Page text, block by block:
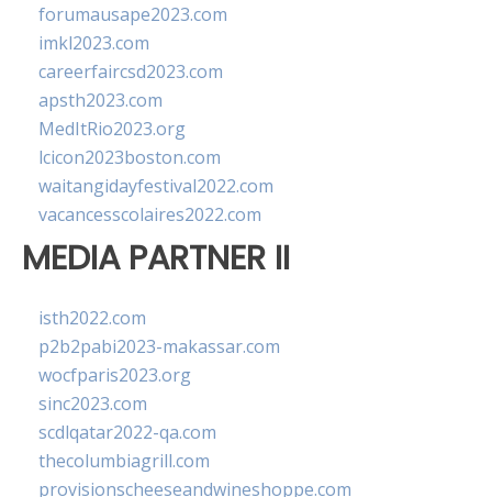
forumausape2023.com
imkl2023.com
careerfaircsd2023.com
apsth2023.com
MedItRio2023.org
lcicon2023boston.com
waitangidayfestival2022.com
vacancesscolaires2022.com
MEDIA PARTNER II
isth2022.com
p2b2pabi2023-makassar.com
wocfparis2023.org
sinc2023.com
scdlqatar2022-qa.com
thecolumbiagrill.com
provisionscheeseandwineshoppe.com